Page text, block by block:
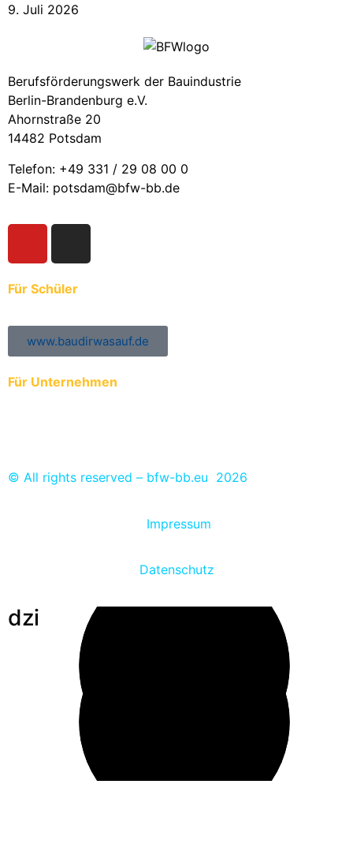
9. Juli 2026
Berufsförderungswerk der Bauindustrie
Berlin-Brandenburg e.V.
Ahornstraße 20
14482 Potsdam
Telefon: +49 331 / 29 08 00 0
E-Mail: potsdam@bfw-bb.de
Für Schüler
www.baudirwasauf.de
Für Unternehmen
© All rights reserved – bfw-bb.eu 2026
Impressum
Datenschutz
dzi